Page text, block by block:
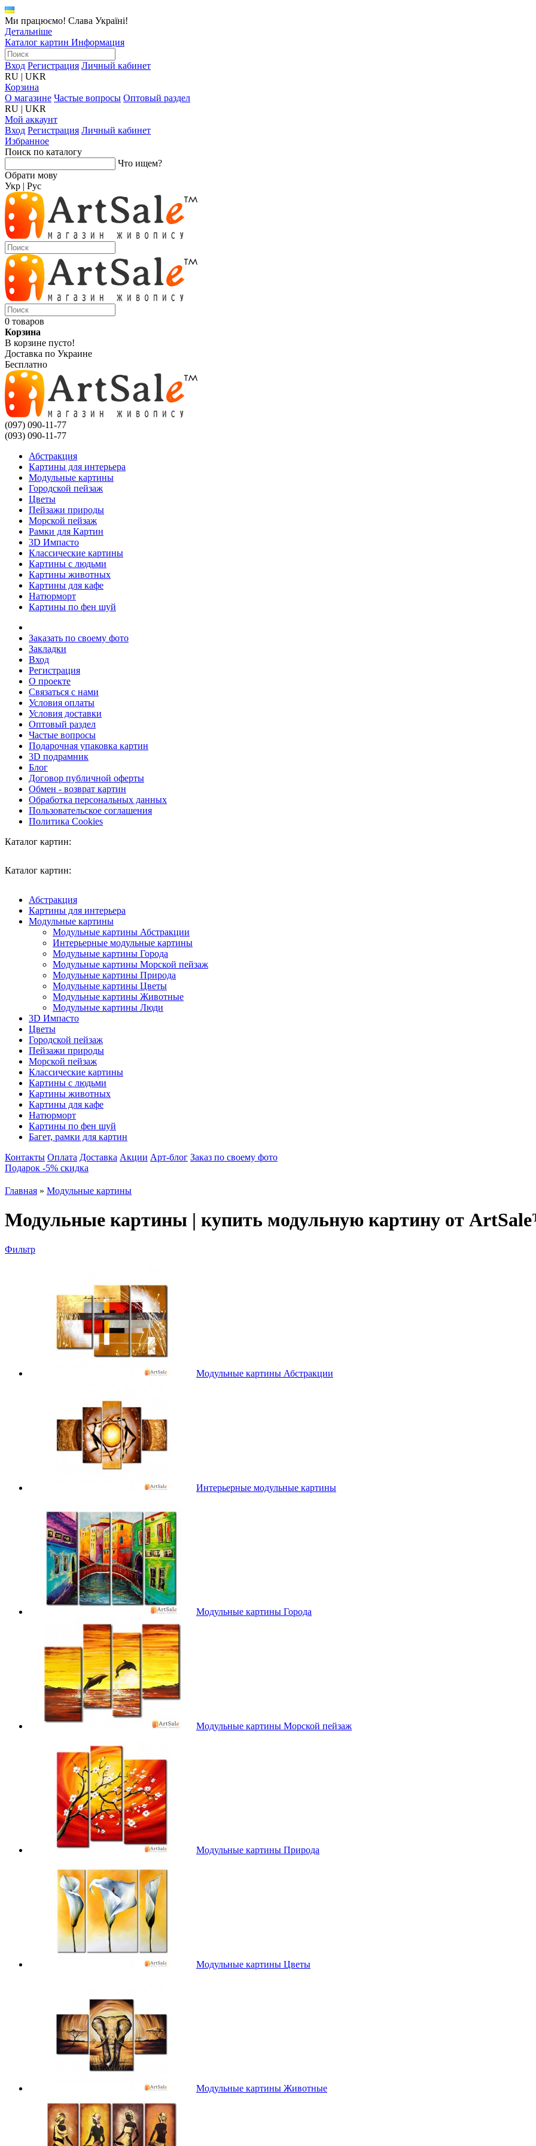
Ми працюємо! Слава Україні!
Детальніше
Каталог картин Информация
Вход Регистрация Личный кабинет
RU | UKR
Корзина
О магазине Частые вопросы Оптовый раздел
RU | UKR
Мой аккаунт
Вход Регистрация Личный кабинет
Избранное
Поиск по каталогу
Что ищем?
Обрати мову
Укр | Рус
0 товаров
Корзина
В корзине пусто!
Доставка по Украине
Бесплатно
(097) 090-11-77
(093) 090-11-77
Абстракция
Картины для интерьера
Модульные картины
Городской пейзаж
Цветы
Пейзажи природы
Морской пейзаж
Рамки для Картин
3D Импасто
Классические картины
Картины с людьми
Картины животных
Картины для кафе
Натюрморт
Картины по фен шуй
Заказать по своему фото
Закладки
Вход
Регистрация
О проекте
Связаться с нами
Условия оплаты
Условия доставки
Оптовый раздел
Частые вопросы
Подарочная упаковка картин
3D подрамник
Блог
Договор публичной оферты
Обмен - возврат картин
Обработка персональных данных
Пользовательское соглашения
Политика Cookies
Каталог картин:
Каталог картин:
Абстракция
Картины для интерьера
Модульные картины
Модульные картины Абстракции
Интерьерные модульные картины
Модульные картины Города
Модульные картины Морской пейзаж
Модульные картины Природа
Модульные картины Цветы
Модульные картины Животные
Модульные картины Люди
3D Импасто
Цветы
Городской пейзаж
Пейзажи природы
Морской пейзаж
Классические картины
Картины с людьми
Картины животных
Картины для кафе
Натюрморт
Картины по фен шуй
Багет, рамки для картин
Контакты Оплата Доставка Акции Арт-блог Заказ по своему фото
Подарок -5% скидка
Главная » Модульные картины
Модульные картины | купить модульную картину от
Фильтр
Модульные картины Абстракции
Интерьерные модульные картины
Модульные картины Города
Модульные картины Морской пейзаж
Модульные картины Природа
Модульные картины Цветы
Модульные картины Животные